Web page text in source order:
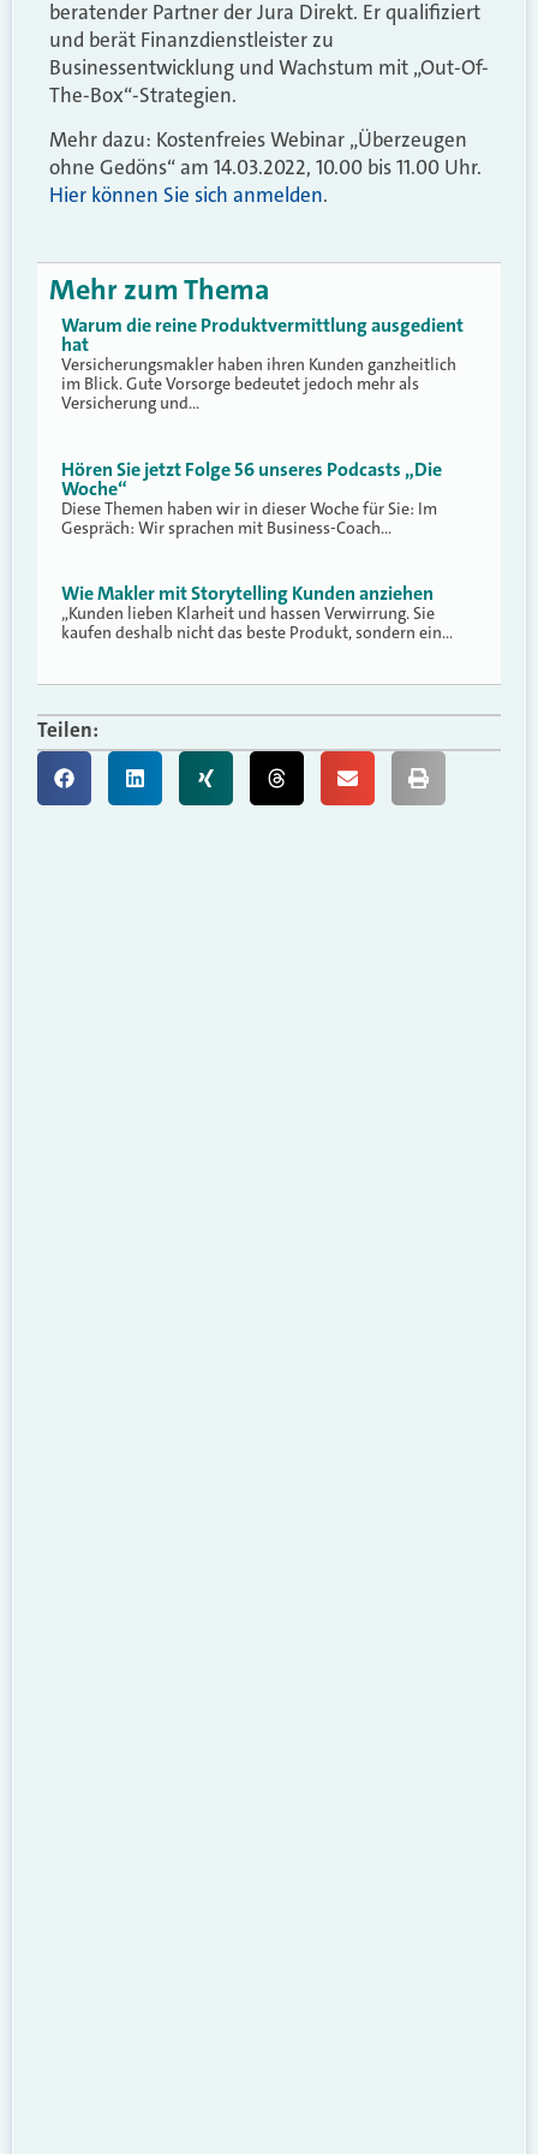
beratender Partner der Jura Direkt. Er qualifiziert
und berät Finanzdienstleister zu
Businessentwicklung und Wachstum mit „Out-Of-
The-Box“-Strategien.
Mehr dazu: Kostenfreies Webinar „Überzeugen
ohne Gedöns“ am 14.03.2022, 10.00 bis 11.00 Uhr.
Hier können Sie sich anmelden.
Mehr zum Thema
Warum die reine Produktvermittlung ausgedient
hat
Versicherungsmakler haben ihren Kunden ganzheitlich
im Blick. Gute Vorsorge bedeutet jedoch mehr als
Versicherung und…
Hören Sie jetzt Folge 56 unseres Podcasts „Die
Woche“
Diese Themen haben wir in dieser Woche für Sie: Im
Gespräch: Wir sprachen mit Business-Coach…
Wie Makler mit Storytelling Kunden anziehen
„Kunden lieben Klarheit und hassen Verwirrung. Sie
kaufen deshalb nicht das beste Produkt, sondern ein…
Teilen: